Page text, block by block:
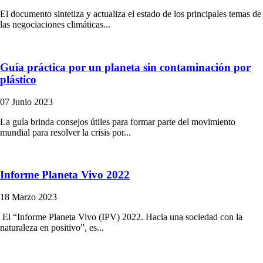
El documento sintetiza y actualiza el estado de los principales temas de
las negociaciones climáticas...
Guía práctica por un planeta sin contaminación por
plástico
07 Junio 2023
La guía brinda consejos útiles para formar parte del movimiento
mundial para resolver la crisis por...
Informe Planeta Vivo 2022
18 Marzo 2023
El “Informe Planeta Vivo (IPV) 2022. Hacia una sociedad con la
naturaleza en positivo”, es...